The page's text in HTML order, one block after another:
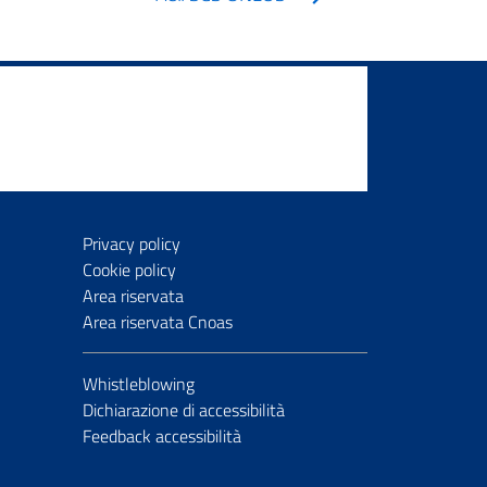
Privacy policy
Cookie policy
Area riservata
Area riservata Cnoas
Whistleblowing
Dichiarazione di accessibilità
Feedback accessibilità